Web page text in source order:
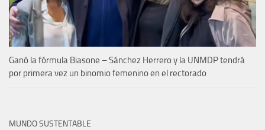
Ganó la fórmula Biasone – Sánchez Herrero y la UNMDP tendrá
por primera vez un binomio femenino en el rectorado
MUNDO SUSTENTABLE